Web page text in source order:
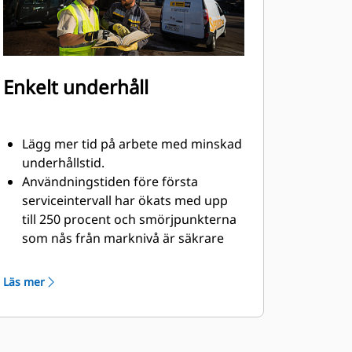
Enkelt underhåll
Lägg mer tid på arbete med minskad
underhållstid.
Användningstiden före första
serviceintervall har ökats med upp
till 250 procent och smörjpunkterna
som nås från marknivå är säkrare
Viktiga hydrauliska komponenter har
spänningar i slangar eliminerar
Läs mer